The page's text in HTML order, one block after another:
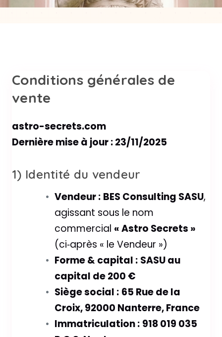
Conditions générales de
vente
astro-secrets.com
Dernière mise à jour : 23/11/2025
1) Identité du vendeur
Vendeur : BES Consulting SASU,
agissant sous le nom
commercial « Astro Secrets »
(ci‑après « le Vendeur »)
Forme & capital : SASU au
capital de 200 €
Siège social : 65 Rue de la
Croix, 92000 Nanterre, France
Immatriculation : 918 019 035